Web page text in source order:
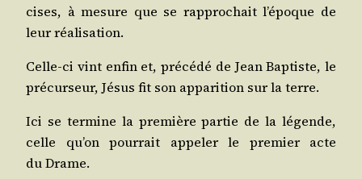
cises, à mesure que se rap­pro­chait l’époque de
leur réalisation.
Celle-ci vint enfin et, pré­cé­dé de Jean Bap­tiste, le
pré­cur­seur, Jésus fit son appa­ri­tion sur la terre.
Ici se ter­mine la pre­mière par­tie de la légende,
celle qu’on pour­rait appe­ler le pre­mier acte
du Drame.